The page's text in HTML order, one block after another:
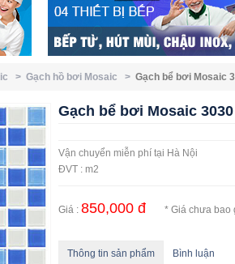
> Gạch hồ bơi Mosaic > Gạch bể bơi Mosaic
Gạch bể bơi Mosaic
Vận chuyển miễn phí tại Hà Nội
ĐVT : m2
Giá : 850,000 đ * Giá chưa bao
Thông tin sản phẩm Bình luận